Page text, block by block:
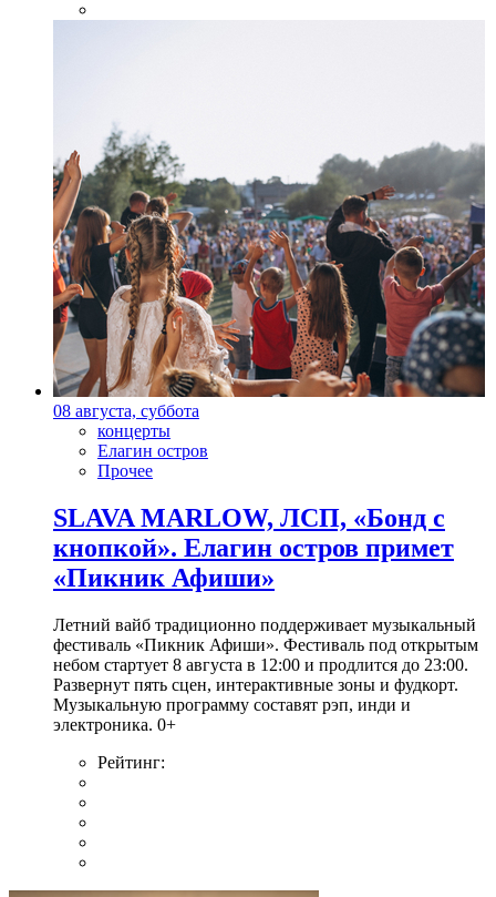
08 августа, суббота
концерты
Елагин остров
Прочее
SLAVA MARLOW, ЛСП, «Бонд с
кнопкой». Елагин остров примет
«Пикник Афиши»
Летний вайб традиционно поддерживает музыкальный
фестиваль «Пикник Афиши». Фестиваль под открытым
небом стартует 8 августа в 12:00 и продлится до 23:00.
Развернут пять сцен, интерактивные зоны и фудкорт.
Музыкальную программу составят рэп, инди и
электроника. 0+
Рейтинг: